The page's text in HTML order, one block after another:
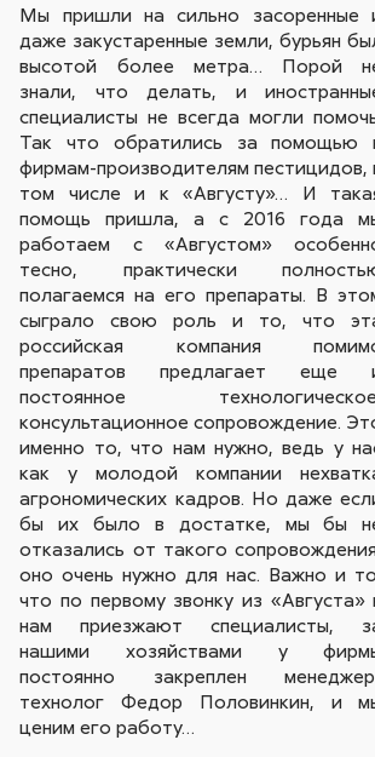
Мы пришли на сильно засоренные
даже закустаренные земли, бурьян
высотой более метра… Порой
знали, что делать, и
специалисты не всегда могли
Так что обратились за помощью
фирмам-производителям пестицидов,
том числе и к «Августу»… И
помощь пришла, а с 2016 года
работаем с «Августом»
тесно, практически
полагаемся на его препараты. В
сыграло свою роль и то, что
российская компания
препаратов предлагает еще
постоянное
консультационное сопровождение.
именно то, что нам нужно, ведь у
как у молодой компании
агрономических кадров. Но даже
бы их было в достатке, мы бы
отказались от такого
оно очень нужно для нас. Важно и
что по первому звонку из «Августа»
нам приезжают специалисты,
нашими хозяйствами у
постоянно закреплен
технолог Федор Половинкин, и
ценим его работу…